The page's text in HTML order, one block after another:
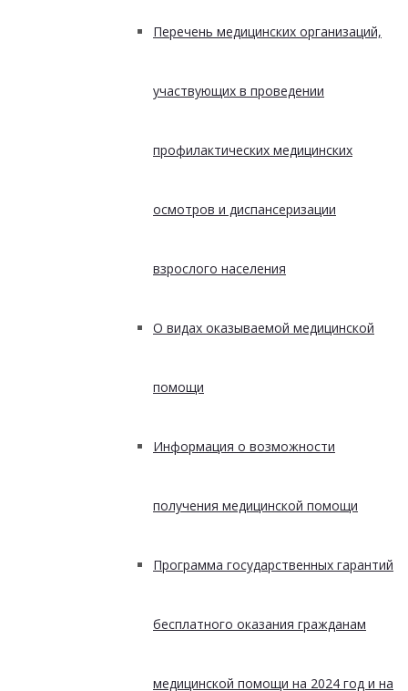
Перечень медицинских организаций,
участвующих в проведении
профилактических медицинских
осмотров и диспансеризации
взрослого населения
О видах оказываемой медицинской
помощи
Информация о возможности
получения медицинской помощи
Программа государственных гарантий
бесплатного оказания гражданам
медицинской помощи на 2024 год и на